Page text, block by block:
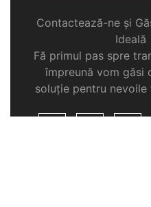
Contactează-ne și
Ideală
Fă primul pas spre
împreună vom găsi
soluție pentru nevoile